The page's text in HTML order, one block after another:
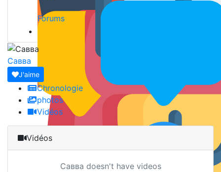
Forums
Савва
J'aime
Chronologie
photos
Vidéos
Vidéos
Савва doesn't have videos